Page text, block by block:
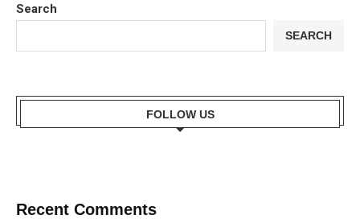
Search
SEARCH
FOLLOW US
Recent Comments